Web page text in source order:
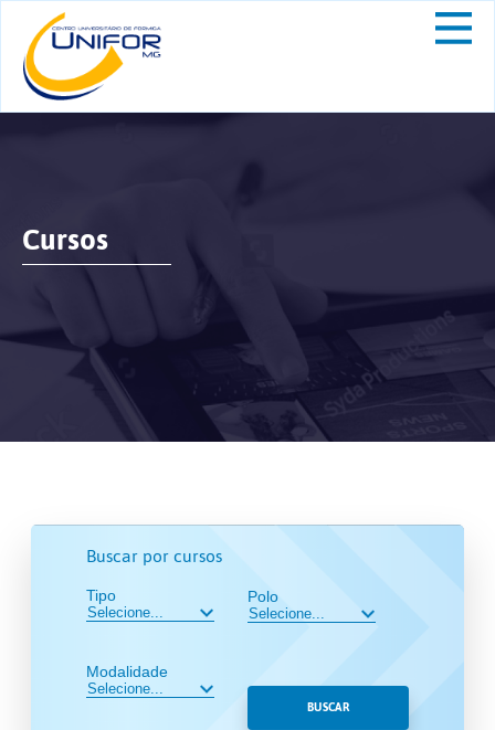
Cursos
Buscar por cursos
Tipo
Modalidade
Polo
BUSCAR